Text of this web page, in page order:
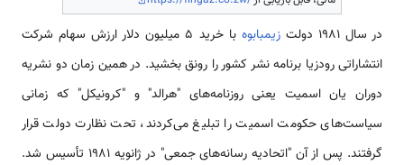
در سال 1981 دولت زیمبابوه
با خرید 5 میلیون دلار ارزش سهام شرکت
انتشاراتی رودزیا برنامه نشر کشور را رونق بخشید. در همین زمان دو نشریه
دوران یان اسمیت یعنی روزنامه‌های "هرالد" و "کرونیکل" که زمانی
سیاست‌های حکومت اسمیت را تبلیغ می‌کردند، تحت نظارت دولت قرار
گرفتند. پس از آن "اتحادیه رسانه‌های جمعی" در ژانویه 1981 تأسیس شد.